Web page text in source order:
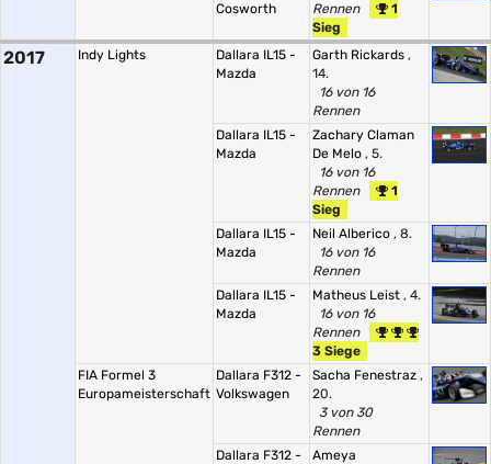
Cosworth
Rennen
1
Sieg
2017 Indy Lights
Dallara IL15 -
Mazda
Garth Rickards ,
14.
16 von 16
Rennen
Dallara IL15 -
Mazda
Zachary Claman
De Melo , 5.
16 von 16
Rennen
1
Sieg
Dallara IL15 -
Mazda
Neil Alberico , 8.
16 von 16
Rennen
Dallara IL15 -
Mazda
Matheus Leist , 4.
16 von 16
Rennen
3 Siege
FIA Formel 3
Europameisterschaft
Dallara F312 -
Volkswagen
Sacha Fenestraz ,
20.
3 von 30
Rennen
Dallara F312 -
Ameya